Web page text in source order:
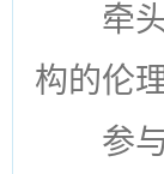
牵
构的伦
参